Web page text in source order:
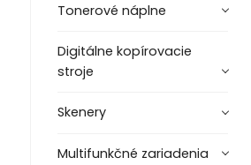
Tonerové náplne
Digitálne kopírovacie
stroje
Skenery
Multifunkčné zariadenia